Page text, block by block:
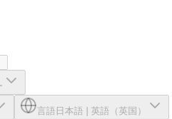
言語 日本語 英語（英国）